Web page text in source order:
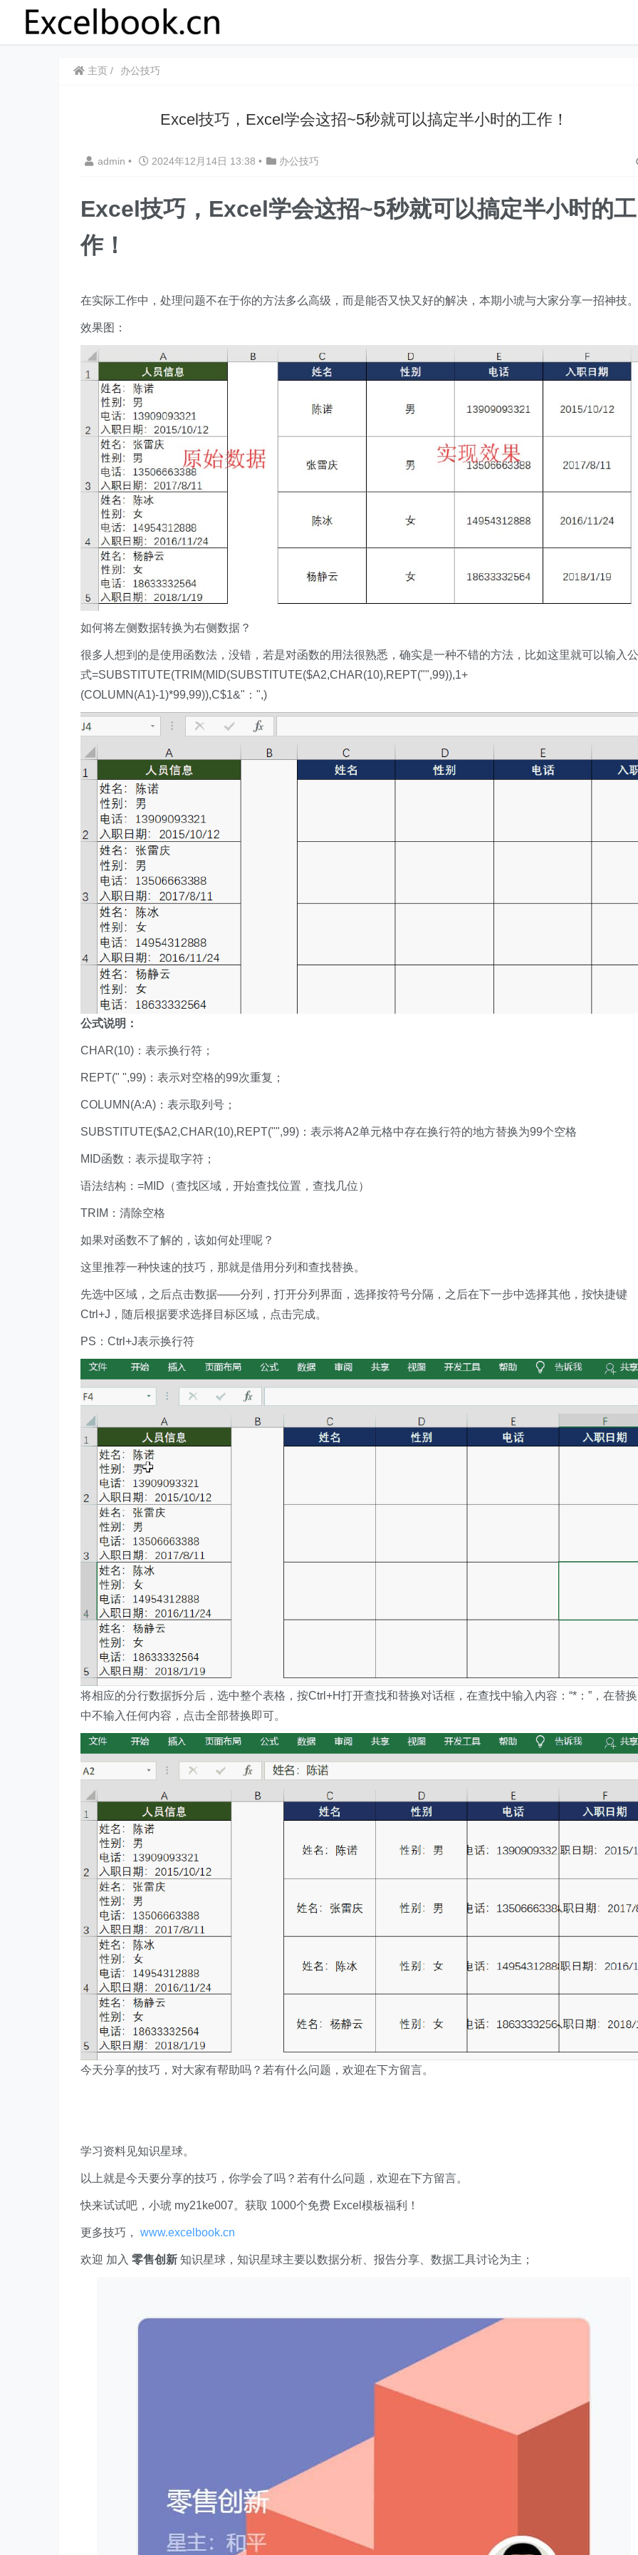
主页 办公技巧
​​​​Excel技巧，Excel学会这招~5秒就可以搞定半小时的工作！
admin • 2024年12月14日 13:38 • 办公技巧
​​Excel技巧，Excel学会这招~5秒就可以搞定半小时的工
作！
在实际工作中，处理问题不在于你的方法多么高级，而是能否又快又好的解决，本期小琥与大家分享一招神技。
效果图：
如何将左侧数据转换为右侧数据？
很多人想到的是使用函数法，没错，若是对函数的用法很熟悉，确实是一种不错的方法，比如这里就可以输入公
式=SUBSTITUTE(TRIM(MID(SUBSTITUTE($A2,CHAR(10),REPT("",99)),1+
(COLUMN(A1)-1)*99,99)),C$1&"：",)
公式说明：
CHAR(10)：表示换行符；
REPT(" ",99)：表示对空格的99次重复；
COLUMN(A:A)：表示取列号；
SUBSTITUTE($A2,CHAR(10),REPT("",99)：表示将A2单元格中存在换行符的地方替换为99个空格
MID函数：表示提取字符；
语法结构：=MID（查找区域，开始查找位置，查找几位）
TRIM：清除空格
如果对函数不了解的，该如何处理呢？
这里推荐一种快速的技巧，那就是借用分列和查找替换。
先选中区域，之后点击数据——分列，打开分列界面，选择按符号分隔，之后在下一步中选择其他，按快捷键
Ctrl+J，随后根据要求选择目标区域，点击完成。
PS：Ctrl+J表示换行符
将相应的分行数据拆分后，选中整个表格，按Ctrl+H打开查找和替换对话框，在查找中输入内容：“*：”，在替换
中不输入任何内容，点击全部替换即可。
今天分享的技巧，对大家有帮助吗？若有什么问题，欢迎在下方留言。
学习资料见知识星球。
以上就是今天要分享的技巧，你学会了吗？若有什么问题，欢迎在下方留言。
快来试试吧，小琥 my21ke007。获取 1000个免费 Excel模板福利​​​​！
更多技巧， www.excelbook.cn
欢迎 加入 零售创新 知识星球，知识星球主要以数据分析、报告分享、数据工具讨论为主；